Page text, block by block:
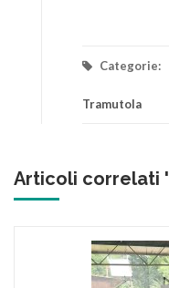
Categorie:
Tramutola
Articoli correlati '